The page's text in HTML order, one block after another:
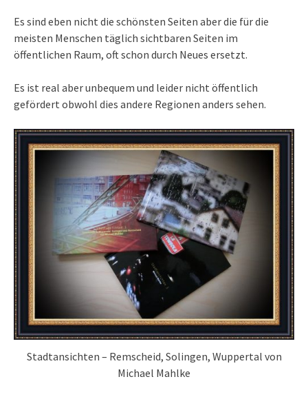
Es sind eben nicht die schönsten Seiten aber die für die
meisten Menschen täglich sichtbaren Seiten im
öffentlichen Raum, oft schon durch Neues ersetzt.
Es ist real aber unbequem und leider nicht öffentlich
gefördert obwohl dies andere Regionen anders sehen.
Stadtansichten – Remscheid, Solingen, Wuppertal von
Michael Mahlke